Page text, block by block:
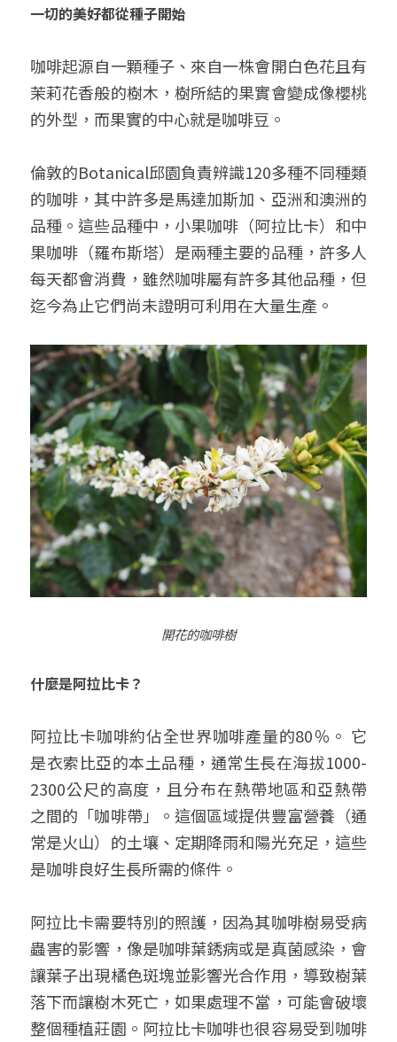
一切的美好都從種子開始
咖啡起源自一顆種子、來自一株會開白色花且有
茉莉花香般的樹木，樹所結的果實會變成像櫻桃
的外型，而果實的中心就是咖啡豆。
倫敦的Botanical邱園負責辨識120多種不同種類
的咖啡，其中許多是馬達加斯加、亞洲和澳洲的
品種。這些品種中，小果咖啡（阿拉比卡）和中
果咖啡（羅布斯塔）是兩種主要的品種，許多人
每天都會消費，雖然咖啡屬有許多其他品種，但
迄今為止它們尚未證明可利用在大量生產。
開花的咖啡樹
什麼是阿拉比卡？
阿拉比卡咖啡約佔全世界咖啡產量的80％。 它
是衣索比亞的本土品種，通常生長在海拔1000-
2300公尺的高度，且分布在熱帶地區和亞熱帶
之間的「咖啡帶」。這個區域提供豐富營養（通
常是火山）的土壤、定期降雨和陽光充足，這些
是咖啡良好生長所需的條件。
阿拉比卡需要特別的照護，因為其咖啡樹易受病
蟲害的影響，像是咖啡葉銹病或是真菌感染，會
讓葉子出現橘色斑塊並影響光合作用，導致樹葉
落下而讓樹木死亡，如果處理不當，可能會破壞
整個種植莊園。阿拉比卡咖啡也很容易受到咖啡